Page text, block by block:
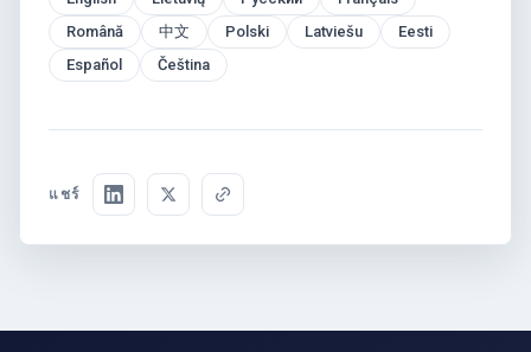
Română
中文 Polski Latviešu
Eesti
Español
Čeština
แชร์